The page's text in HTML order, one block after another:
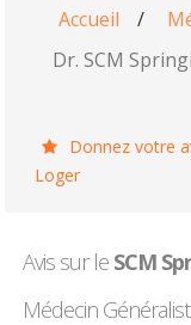
Accueil /
Dr. SCM
Donnez votre
Loger
Avis sur le SCM
Médecin